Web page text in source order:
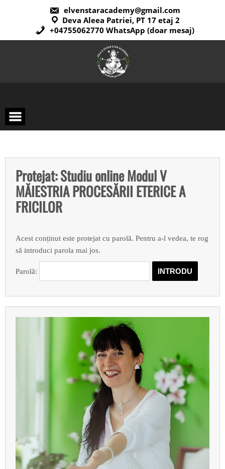
elvenstaracademy@gmail.com
Deva Aleea Patriei, PT 17 etaj 2
+04755062770 WhatsApp (doar mesaj)
Protejat: Studiu online Modul V
MĂIESTRIA PROCESĂRII ETERICE A
FRICILOR
Acest conținut este protejat cu parolă. Pentru a-l vedea, te rog
să introduci parola mai jos.
Parolă: